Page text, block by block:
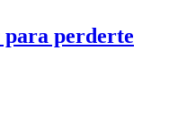
perderte